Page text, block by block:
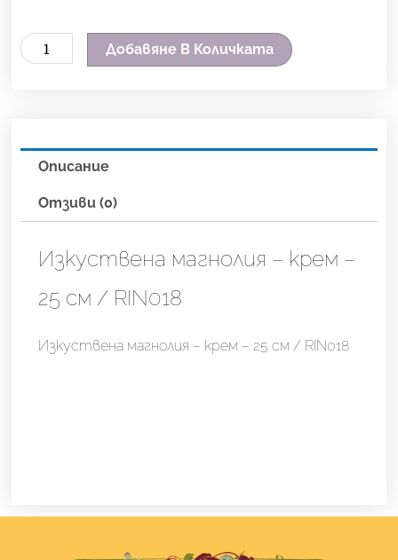
количество
-
крем
25
RIN018
Добавяне В Количката
Описание
Отзиви (0)
Изкуствена магнолия – крем –
25 см / RIN018
Изкуствена магнолия – крем – 25 см / RIN018